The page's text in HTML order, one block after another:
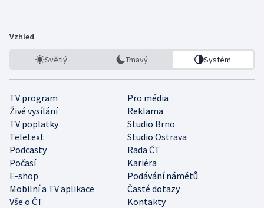
Vzhled
Světlý Tmavý Systém
TV program
Pro média
Živé vysílání
Reklama
TV poplatky
Studio Brno
Teletext
Studio Ostrava
Podcasty
Rada ČT
Počasí
Kariéra
E-shop
Podávání námětů
Mobilní a TV aplikace
Časté dotazy
Vše o ČT
Kontakty